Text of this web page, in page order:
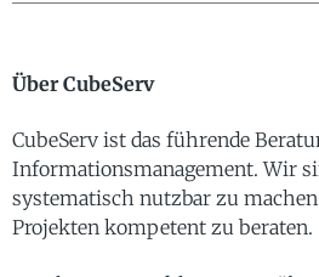
Über CubeServ
CubeServ ist das führende
Informationsmanagement. Wir
systematisch nutzbar zu
Projekten kompetent zu beraten.